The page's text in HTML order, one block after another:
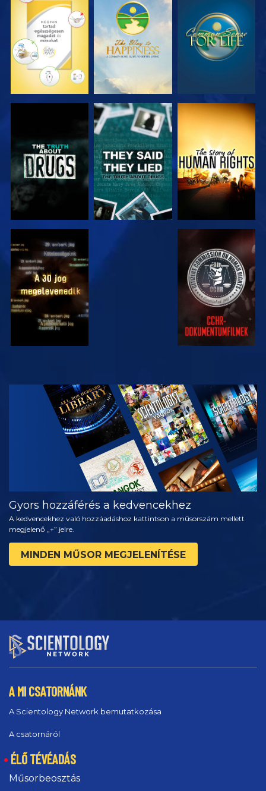
MŰSORNÉZÉS MŰSORNÉZÉS MŰSORNÉZÉS
MŰSORNÉZÉS MŰSORNÉZÉS MŰSORNÉZÉS
MŰSORNÉZÉS MŰSORNÉZÉS
MŰSORNÉZÉS
A SOROZAT
RÉSZEI
Gyors hozzáférés a kedvencekhez
A kedvencekhez való hozzáadáshoz kattintson a műsorszám mellett
megjelenő „+” jelre.
MINDEN MŰSOR MEGJELENÍTÉSE
A MI CSATORNÁNK
A Scientology Network bemutatkozása
A csatornáról
ÉLŐ TÉVÉADÁS
Műsorbeosztás